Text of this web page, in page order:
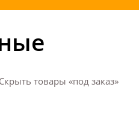
Скрыть товары «под заказ»